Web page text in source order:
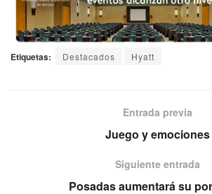
Etiquetas: Destacados Hyatt
Entrada previa
Juego y emociones
Siguiente entrada
Posadas aumentará su